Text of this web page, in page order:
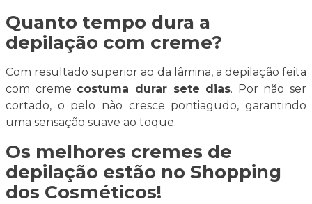
Quanto tempo dura a
depilação com creme?
Com resultado superior ao da lâmina, a depilação feita
com creme costuma durar sete dias. Por não ser
cortado, o pelo não cresce pontiagudo, garantindo
uma sensação suave ao toque.
Os melhores cremes de
depilação estão no Shopping
dos Cosméticos!